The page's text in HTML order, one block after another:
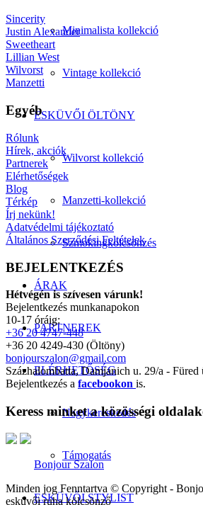
Minimalista kollekció
Vintage kollekció
ESKÜVŐI ÖLTÖNY
Wilvorst kollekció
Manzetti-kollekció
Szmokingkölcsönzés
ÁRAK
PARTNEREK
ELÉRHETŐSÉG
Nagykereskedés
Támogatás
ESKÜVŐI STYLIST
Sincerity
Justin Alexander
Sweetheart
Lillian West
Wilvorst
Manzetti
Egyéb
Rólunk
Hírek, akciók
Partnerek
Elérhetőségek
Blog
Térkép
Írj nekünk!
Adatvédelmi tájékoztató
Általános Szerződési Feltételek
BEJELENTKEZÉS
Hétvégén is szívesen várunk!
Bejelentkezés munkanapokon
10-17 óráig:
+36 20 4747-448
+36 20 4249-430 (Öltöny)
bonjourszalon@gmail.com
Százhalombatta, Damjanich u. 29/a - Füred
Bejelentkezés a facebookon is.
Keress minket a közösségi
Bonjour Szalon
Minden jog Fenntartva © Copyright -
esküvői ruha kölcsönző